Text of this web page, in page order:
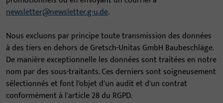
newsletter@newsletter.g-u.de.
Nous excluons par principe toute transmission des données
à des tiers en dehors de Gretsch-Unitas GmbH Baubeschläge.
De manière exceptionnelle les données sont traitées en notre
nom par des sous-traitants. Ces derniers sont soigneusement
sélectionnés et font l'objet d'un audit et d'un contrat
conformément à l'article 28 du RGPD.